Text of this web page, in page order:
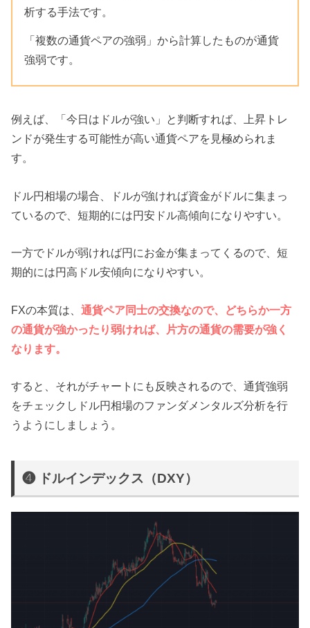
析する手法です。
「複数の通貨ペアの強弱」から計算したものが通貨
強弱です。
例えば、「今日はドルが強い」と判断すれば、上昇トレ
ンドが発生する可能性が高い通貨ペアを見極められま
す。
ドル円相場の場合、ドルが強ければ資金がドルに集まっ
ているので、短期的には円安ドル高傾向になりやすい。
一方でドルが弱ければ円にお金が集まってくるので、短
期的には円高ドル安傾向になりやすい。
FXの本質は、通貨ペア同士の交換なので、どちらか一方
の通貨が強かったり弱ければ、片方の通貨の需要が強く
なります。
すると、それがチャートにも反映されるので、通貨強弱
をチェックしドル円相場のファンダメンタルズ分析を行
うようにしましょう。
❹ ドルインデックス（DXY）